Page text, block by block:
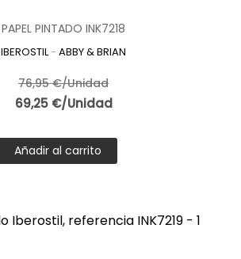
PAPEL PINTADO INK7218
IBEROSTIL- ABBY & BRIAN
76,95 €/Unidad
69,25 €/Unidad
Añadir al carrito